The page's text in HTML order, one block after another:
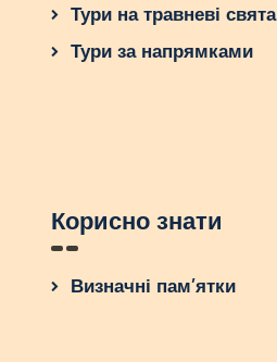
Тури на травневі свята
Тури за напрямками
Корисно знати
Визначні пам’ятки